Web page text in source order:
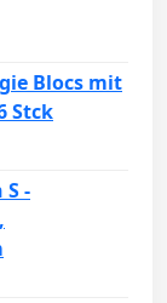
Blocs mit
Stck
-